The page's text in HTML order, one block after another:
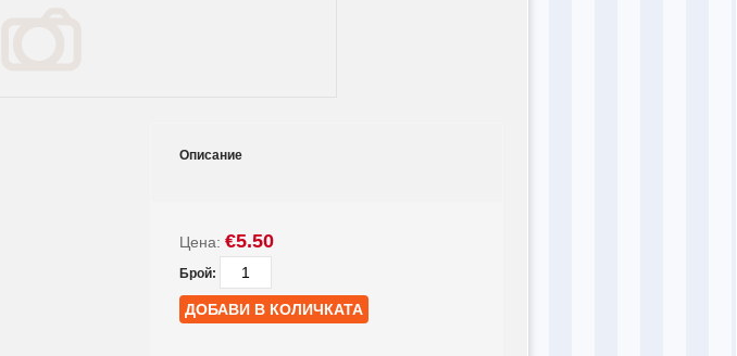
Описание
Цена: €5.50
Брой: